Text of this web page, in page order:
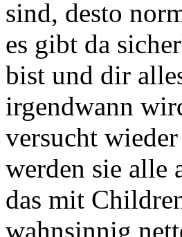
sind, desto
es gibt da
bist und dir
irgendwann
versucht
werden sie alle
das mit
wahnsinnig